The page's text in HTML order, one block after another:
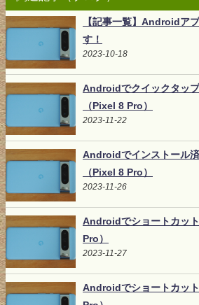
【記事一覧】Androidア
す！
2023-10-18
Androidでクイックタッ
（Pixel 8 Pro）
2023-11-22
Androidでインストール
（Pixel 8 Pro）
2023-11-26
Androidでショートカッ
Pro）
2023-11-27
Androidでショートカッ